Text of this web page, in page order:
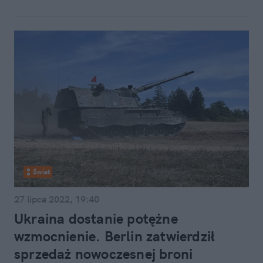
Świat
27 lipca 2022, 19:40
Ukraina dostanie potężne
wzmocnienie. Berlin zatwierdził
sprzedaż nowoczesnej broni